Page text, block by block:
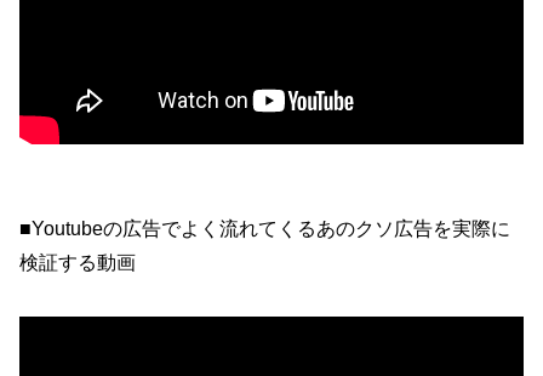
■Youtubeの広告でよく流れてくるあのクソ広告を実際に
検証する動画